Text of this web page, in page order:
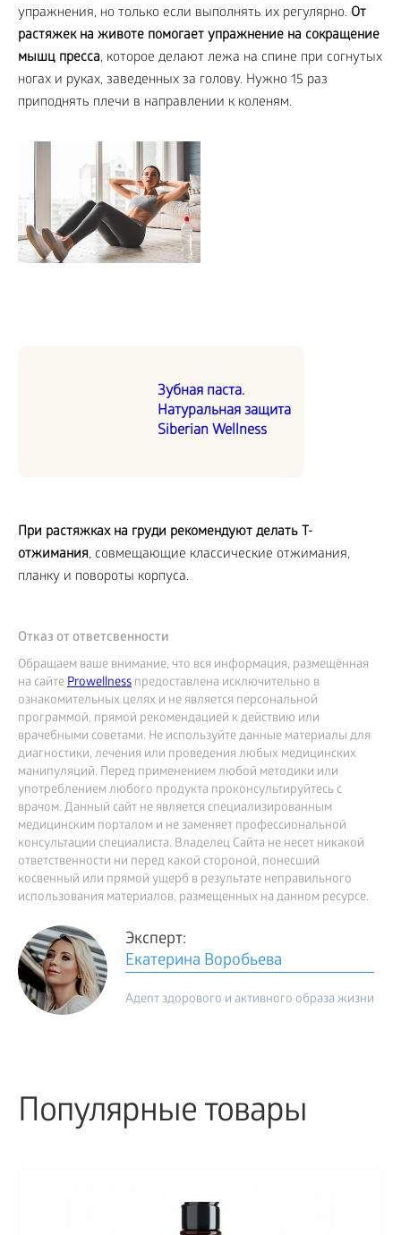
упражнения, но только если выполнять их регулярно. От
растяжек на животе помогает упражнение на сокращение
мышц пресса, которое делают лежа на спине при согнутых
ногах и руках, заведенных за голову. Нужно 15 раз
приподнять плечи в направлении к коленям.
Зубная паста.
Натуральная защита
Siberian Wellness
При растяжках на груди рекомендуют делать Т-
отжимания, совмещающие классические отжимания,
планку и повороты корпуса.
Отказ от ответсвенности
Обращаем ваше внимание, что вся информация, размещённая
на сайтеProwellness предоставлена исключительно в
ознакомительных целях и не является персональной
программой, прямой рекомендацией к действию или
врачебными советами. Не используйте данные материалы для
диагностики, лечения или проведения любых медицинских
манипуляций. Перед применением любой методики или
употреблением любого продукта проконсультируйтесь с
врачом. Данный сайт не является специализированным
медицинским порталом и не заменяет профессиональной
консультации специалиста. Владелец Сайта не несет никакой
ответственности ни перед какой стороной, понесший
косвенный или прямой ущерб в результате неправильного
использования материалов, размещенных на данном ресурсе.
Эксперт:
Екатерина Воробьева
Адепт здорового и активного образа жизни
Популярные товары